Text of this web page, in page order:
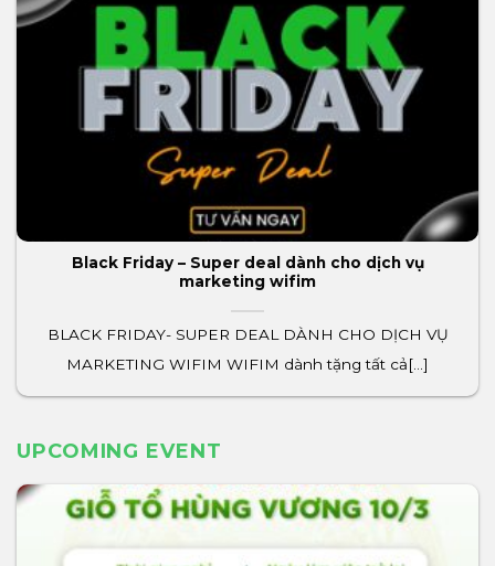
Black Friday – Super deal dành cho dịch vụ
marketing wifim
BLACK FRIDAY- SUPER DEAL DÀNH CHO DỊCH VỤ
MARKETING WIFIM WIFIM dành tặng tất cả[...]
UPCOMING EVENT